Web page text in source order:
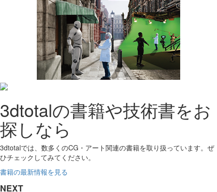
3dtotalの書籍や技術書をお
探しなら
3dtotalでは、数多くのCG・アート関連の書籍を取り扱っています。ぜ
ひチェックしてみてください。
書籍の最新情報を見る
NEXT